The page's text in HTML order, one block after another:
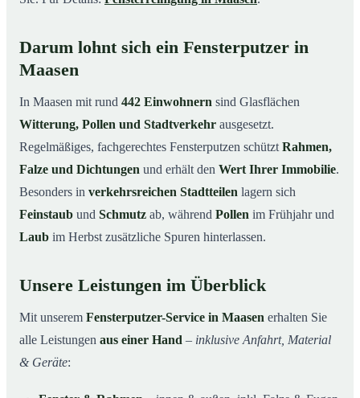
Darum lohnt sich ein Fensterputzer in
Maasen
In Maasen mit rund 442 Einwohnern sind Glasflächen
Witterung, Pollen und Stadtverkehr ausgesetzt.
Regelmäßiges, fachgerechtes Fensterputzen schützt Rahmen,
Falze und Dichtungen und erhält den Wert Ihrer Immobilie.
Besonders in verkehrsreichen Stadtteilen lagern sich
Feinstaub und Schmutz ab, während Pollen im Frühjahr und
Laub im Herbst zusätzliche Spuren hinterlassen.
Unsere Leistungen im Überblick
Mit unserem Fensterputzer-Service in Maasen erhalten Sie
alle Leistungen aus einer Hand – inklusive Anfahrt, Material
& Geräte: